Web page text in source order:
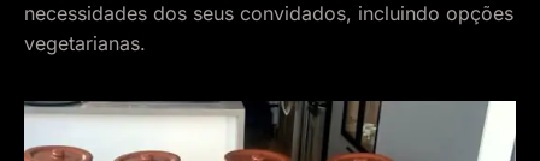
necessidades dos seus convidados, incluindo opções
vegetarianas.